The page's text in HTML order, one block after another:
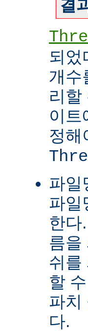
결
되었
개수
리할
이트
정해
파일
파일
한다
름을
쉬를
할
파치
다.